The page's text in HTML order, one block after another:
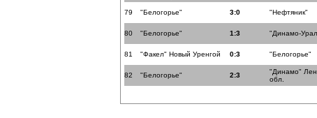
79 "Белогорье" 3:0 "Нефтяник"
80 "Белогорье" 1:3 "Динамо-
81 "Факел" Новый Уренгой 0:3 "Белогорье"
82 "Белогорье" 2:3
"Динамо"
обл.